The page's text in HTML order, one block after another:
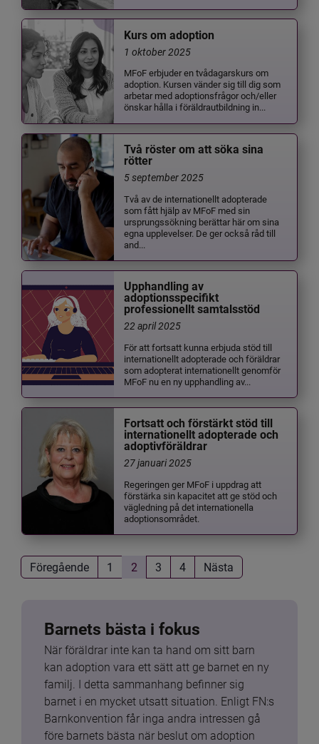
Kurs om adoption
1 oktober 2025
MFoF erbjuder en tvådagarskurs om
adoption. Kursen vänder sig till dig som
arbetar med adoptionsfrågor och/eller
önskar hålla i föräldrautbildning in...
Två röster om att söka sina
rötter
5 september 2025
Två av de internationellt adopterade
som fått hjälp av MFoF med sin
ursprungssökning berättar här om sina
egna upplevelser. De ger också råd till
and...
Upphandling av
adoptionsspecifikt
professionellt samtalsstöd
22 april 2025
För att fortsatt kunna erbjuda stöd till
internationellt adopterade och föräldrar
som adopterat internationellt genomför
MFoF nu en ny upphandling av...
Fortsatt och förstärkt stöd till
internationellt adopterade och
adoptivföräldrar
27 januari 2025
Regeringen ger MFoF i uppdrag att
förstärka sin kapacitet att ge stöd och
vägledning på det internationella
adoptionsområdet.
Föregående 1 2 3 4 Nästa
Barnets bästa i fokus
När föräldrar inte kan ta hand om sitt barn
kan adoption vara ett sätt att ge barnet en ny
familj. I detta sammanhang befinner sig
barnet i en mycket utsatt situation. Enligt FN:s
Barnkonvention får inga andra intressen gå
före barnets bästa när beslut om adoption